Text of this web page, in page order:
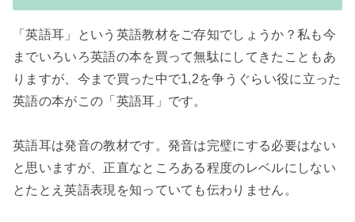
「英語耳」という英語教材をご存知でしょうか？私も今
までいろいろ英語の本を買って無駄にしてきたこともあ
りますが、今まで買った中で1,2を争うぐらい役に立った
英語の本がこの「英語耳」です。
英語耳は発音の教材です。発音は完璧にする必要はない
と思いますが、正直なところある程度のレベルにしない
とたとえ英語表現を知っていても伝わりません。